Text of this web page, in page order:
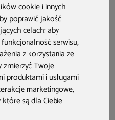
cookie i innych
poprawić jakość
celach:aby
serwisu,
z korzystania ze
zmierzyć Twoje
produktami i usługami
marketingowe,
są dla Ciebie
do siebie –